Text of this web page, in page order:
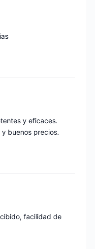
y eficaces.
buenos precios.
facilidad de